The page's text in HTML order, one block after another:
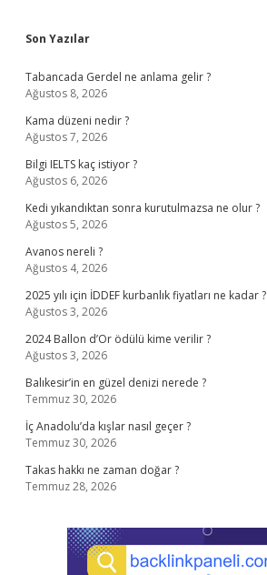
Sidebar
Son Yazılar
Tabancada Gerdel ne anlama gelir ?
Ağustos 8, 2026
Kama düzeni nedir ?
Ağustos 7, 2026
Bilgi IELTS kaç istiyor ?
Ağustos 6, 2026
Kedi yıkandıktan sonra kurutulmazsa ne olur ?
Ağustos 5, 2026
Avanos nereli ?
Ağustos 4, 2026
2025 yılı için İDDEF kurbanlık fiyatları ne kadar ?
Ağustos 3, 2026
2024 Ballon d’Or ödülü kime verilir ?
Ağustos 3, 2026
Balıkesir’in en güzel denizi nerede ?
Temmuz 30, 2026
İç Anadolu’da kışlar nasıl geçer ?
Temmuz 30, 2026
Takas hakkı ne zaman doğar ?
Temmuz 28, 2026